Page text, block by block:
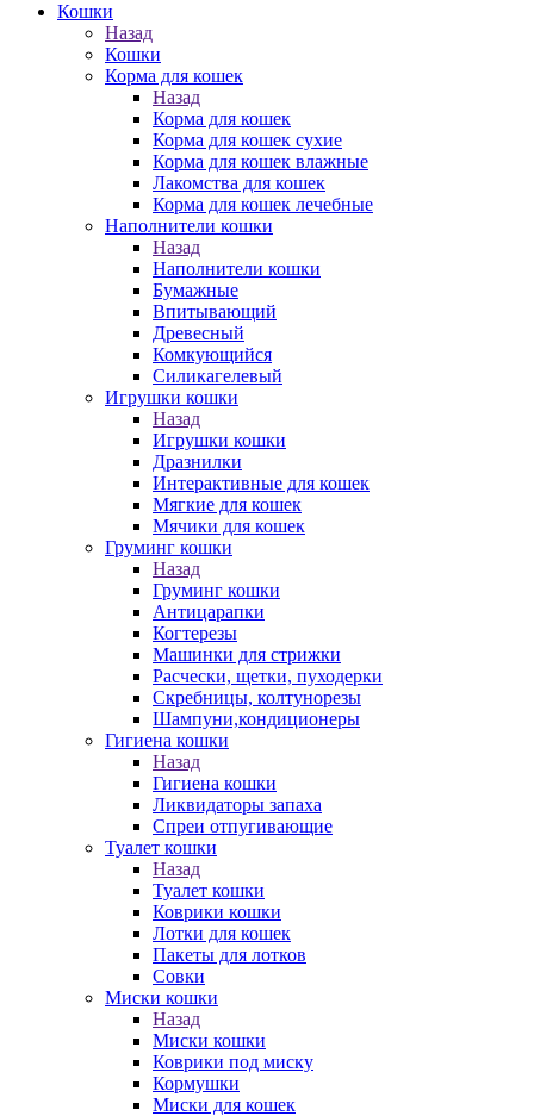
Кошки
Назад
Кошки
Корма для кошек
Назад
Корма для кошек
Корма для кошек сухие
Корма для кошек влажные
Лакомства для кошек
Корма для кошек лечебные
Наполнители кошки
Назад
Наполнители кошки
Бумажные
Впитывающий
Древесный
Комкующийся
Силикагелевый
Игрушки кошки
Назад
Игрушки кошки
Дразнилки
Интерактивные для кошек
Мягкие для кошек
Мячики для кошек
Груминг кошки
Назад
Груминг кошки
Антицарапки
Когтерезы
Машинки для стрижки
Расчески, щетки, пуходерки
Скребницы, колтунорезы
Шампуни,кондиционеры
Гигиена кошки
Назад
Гигиена кошки
Ликвидаторы запаха
Спреи отпугивающие
Туалет кошки
Назад
Туалет кошки
Коврики кошки
Лотки для кошек
Пакеты для лотков
Совки
Миски кошки
Назад
Миски кошки
Коврики под миску
Кормушки
Миски для кошек